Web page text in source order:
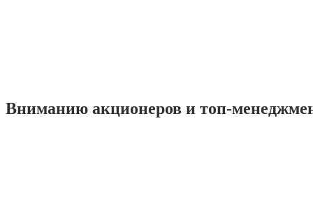
Вниманию акционеров и топ-